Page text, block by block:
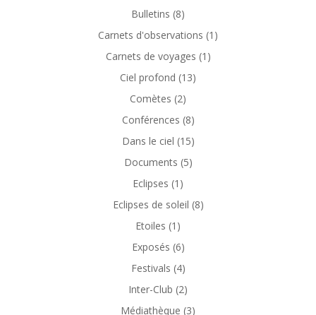
Bulletins (8)
Carnets d'observations (1)
Carnets de voyages (1)
Ciel profond (13)
Comètes (2)
Conférences (8)
Dans le ciel (15)
Documents (5)
Eclipses (1)
Eclipses de soleil (8)
Etoiles (1)
Exposés (6)
Festivals (4)
Inter-Club (2)
Médiathèque (3)